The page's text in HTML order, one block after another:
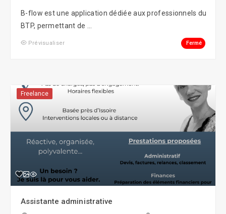
B-flow est une application dédiée aux professionnels du
BTP, permettant de ...
Prévisualiser Fermé
Freelance
Assistante administrative